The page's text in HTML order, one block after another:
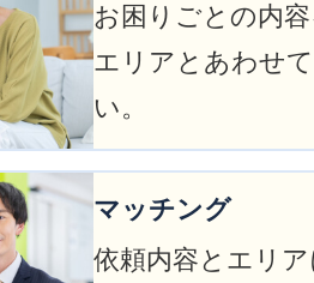
お困りごとの内
エリアとあわせ
い。
マッチング
依頼内容とエリ